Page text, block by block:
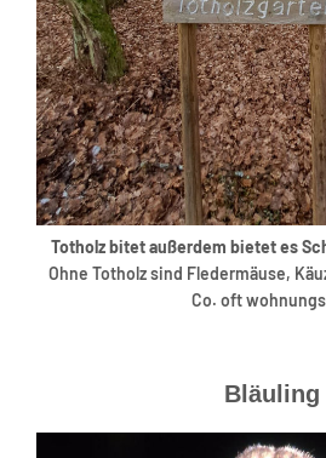
Totholz bitet außerdem bietet es
Ohne Totholz sind Fledermäuse,
Co. oft
Bläuling